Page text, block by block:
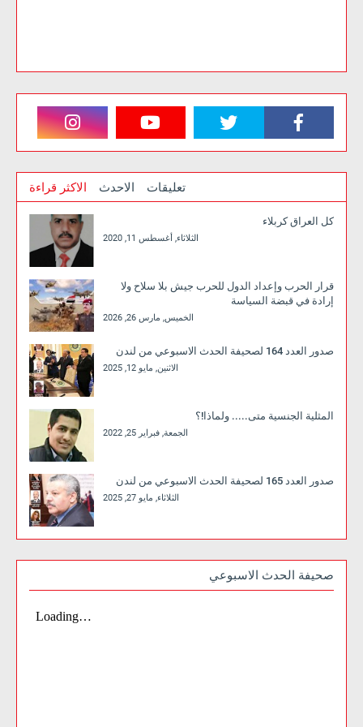
الاكثر قراءة الاحدث تعليقات
كل العراق كربلاء
الثلاثاء, أغسطس 11, 2020
قرار الحرب وإعداد الدول للحرب جيش بلا سلاح ولا
إرادة في قبضة السياسة
الخميس, مارس 26, 2026
صدور العدد 164 لصحيفة الحدث الاسبوعي من لندن
الاثنين, مايو 12, 2025
المثلية الجنسية متى..... ولماذا!؟
الجمعة, فبراير 25, 2022
صدور العدد 165 لصحيفة الحدث الاسبوعي من لندن
الثلاثاء, مايو 27, 2025
صحيفة الحدث الاسبوعي